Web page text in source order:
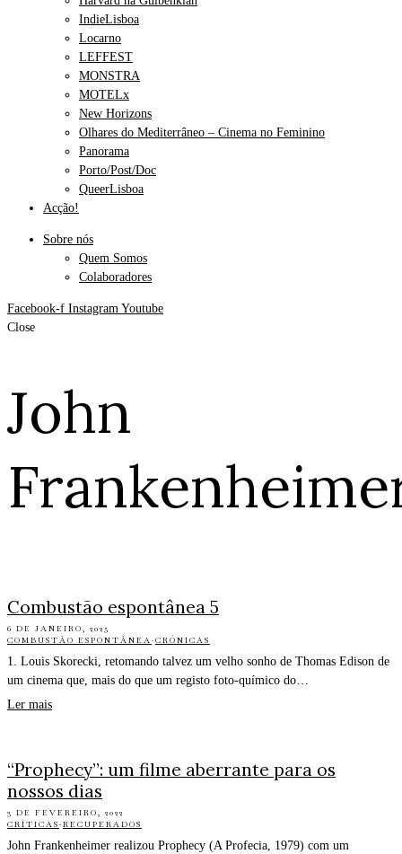
IndieLisboa
Locarno
LEFFEST
MONSTRA
MOTELx
New Horizons
Olhares do Mediterrâneo – Cinema no Feminino
Panorama
Porto/Post/Doc
QueerLisboa
Acção!
Sobre nós
Quem Somos
Colaboradores
Facebook-f Instagram Youtube
Close
John
Combustão espontânea 5
6 DE JANEIRO, 2025
COMBUSTÃO ESPONTÂNEA·CRÓNICAS
1. Louis Skorecki, retomando talvez um velho sonho de Thomas Edison de
um cinema que, mais do que um registo foto-químico do…
Ler mais
“Prophecy”: um filme aberrante para os
nossos dias
3 DE FEVEREIRO, 2022
CRÍTICAS·RECUPERADOS
John Frankenheimer realizou Prophecy (A Profecia, 1979) com um